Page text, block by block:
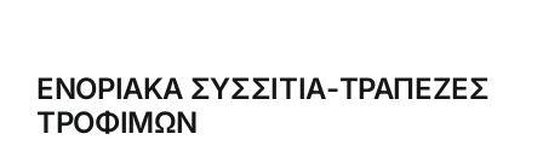
ΕΝΟΡΙΑΚΑ ΣΥΣΣΙΤΙΑ-ΤΡΑΠΕΖΕΣ
ΤΡΟΦΙΜΩΝ